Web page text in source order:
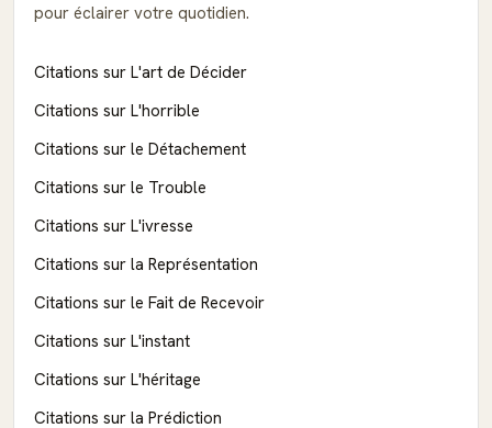
pour éclairer votre quotidien.
Citations sur L'art de Décider
Citations sur L'horrible
Citations sur le Détachement
Citations sur le Trouble
Citations sur L'ivresse
Citations sur la Représentation
Citations sur le Fait de Recevoir
Citations sur L'instant
Citations sur L'héritage
Citations sur la Prédiction